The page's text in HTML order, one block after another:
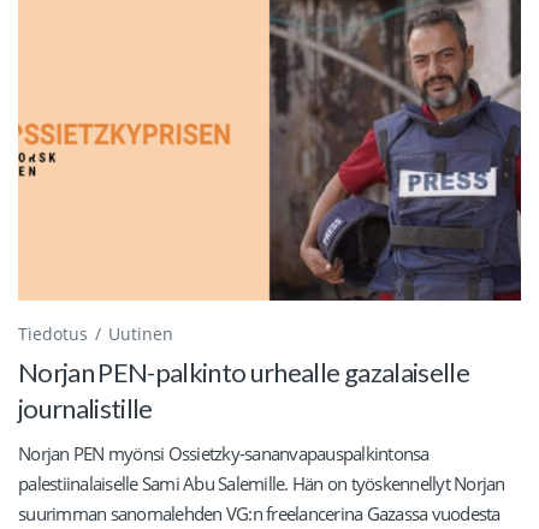
Tiedotus Uutinen
Norjan PEN-palkinto urhealle gazalaiselle
journalistille
Norjan PEN myönsi Ossietzky-sananvapauspalkintonsa
palestiinalaiselle Sami Abu Salemille. Hän on työskennellyt Norjan
suurimman sanomalehden VG:n freelancerina Gazassa vuodesta